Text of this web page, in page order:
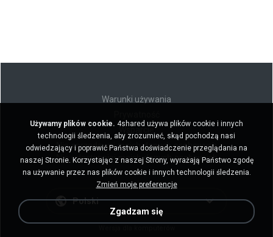
Warunki używania
Nie sprzedawaj moich danych osobowych
Nie udostępniaj moich danych osobowych
Polski
Używamy plików cookie. 4shared używa plików cookie i innych
technologii śledzenia, aby zrozumieć, skąd pochodzą nasi
odwiedzający i poprawić Państwa doświadczenie przeglądania na
naszej Stronie. Korzystając z naszej Strony, wyrażają Państwo zgodę
na używanie przez nas plików cookie i innych technologii śledzenia.
Zmień moje preferencje
Zgadzam się